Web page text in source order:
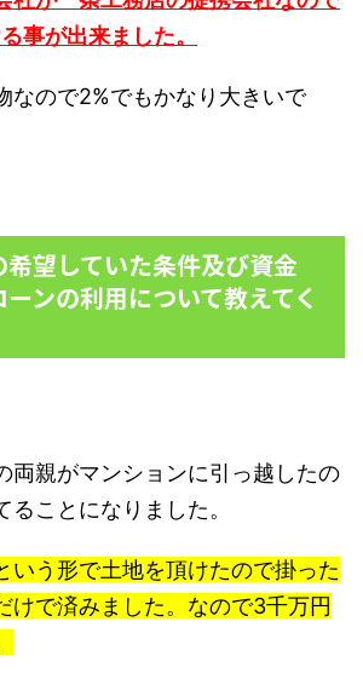
事が出来ました。
なので2%でもかなり大きいで
望していた条件及び資金
ンの利用について教えてく
両親がマンションに引っ越したの
ることになりました。
いう形で土地を頂けたので掛った
けで済みました。なので3千万円